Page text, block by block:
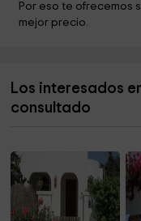
Por eso te ofrecemos
mejor precio.
Los interesados
consultado